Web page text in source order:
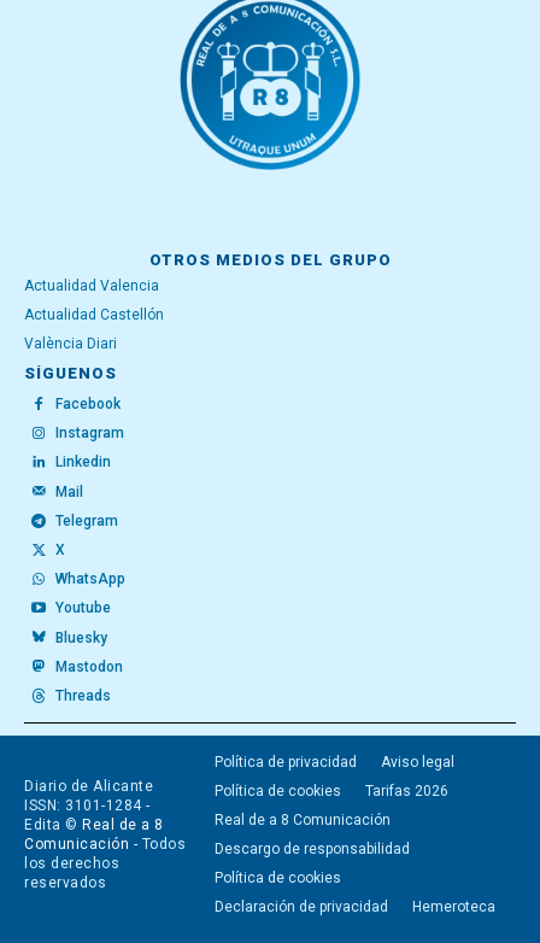
OTROS MEDIOS DEL GRUPO
Actualidad Valencia
Actualidad Castellón
València Diari
SÍGUENOS
Facebook
Instagram
Linkedin
Mail
Telegram
X
WhatsApp
Youtube
Bluesky
Mastodon
Threads
Diario de Alicante
ISSN: 3101-1284 -
Edita © Real de a 8
Comunicación - Todos
los derechos
reservados
Política de privacidad
Aviso legal
Política de cookies
Tarifas 2026
Real de a 8 Comunicación
Descargo de responsabilidad
Política de cookies
Declaración de privacidad
Hemeroteca